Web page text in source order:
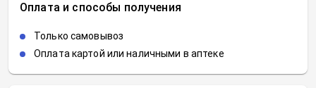
Оплата и способы получения
Только самовывоз
Оплата картой или наличными в аптеке